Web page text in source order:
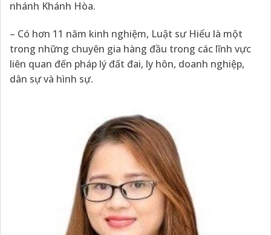
nhánh Khánh Hòa.
– Có hơn 11 năm kinh nghiệm, Luật sư Hiểu là một
trong những chuyên gia hàng đầu trong các lĩnh vực
liên quan đến pháp lý đất đai, ly hôn, doanh nghiệp,
dân sự và hình sự.